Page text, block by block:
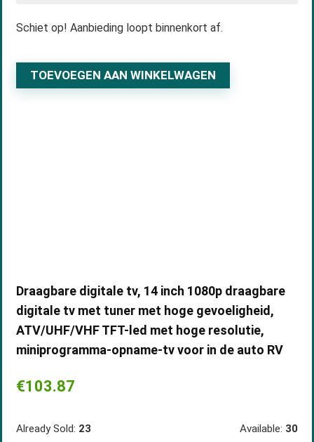
Schiet op! Aanbieding loopt binnenkort af.
TOEVOEGEN AAN WINKELWAGEN
Draagbare digitale tv, 14 inch 1080p draagbare
digitale tv met tuner met hoge gevoeligheid,
ATV/UHF/VHF TFT-led met hoge resolutie,
miniprogramma-opname-tv voor in de auto RV
€103.87
Already Sold: 23 Available: 30